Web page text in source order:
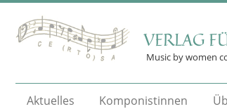
VERLAG
Music by women
Aktuelles Komponistinnen